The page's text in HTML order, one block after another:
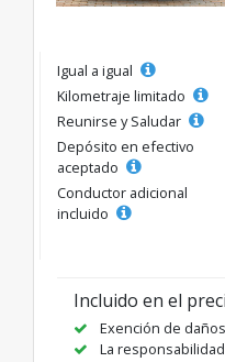
Igual a igual
Kilometraje limitado
Reunirse y Saludar
Depósito en efectivo
aceptado
Conductor adicional
incluido
Incluido en el
Exención de
La